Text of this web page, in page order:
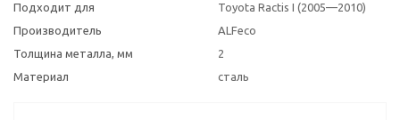
Подходит для
Toyota Ractis I (2005—2010)
Производитель
ALFeco
Толщина металла, мм
2
Материал
сталь